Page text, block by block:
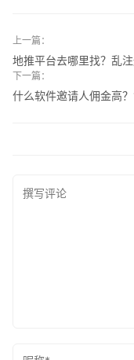
上一篇：
地推平台去哪里找？乱注
下一篇：
什么软件邀请人佣金高